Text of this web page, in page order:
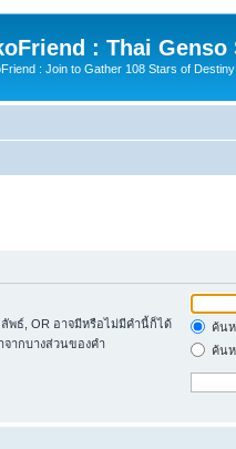
: Thai Genso
: Join to Gather 108 Stars of
พธ์, OR อาจมีหรือไม่มีคำนี้ก็ได้
จากบางส่วนของคำ
ค้น
ค้น